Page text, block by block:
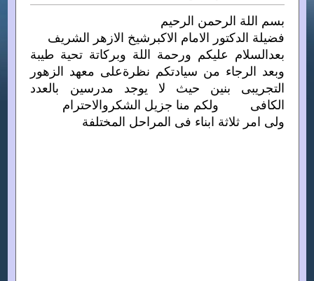
بسم اللة الرحمن الرحيم
فضيلة الدكتور الامام الاكبرشيخ الازهر الشريف
بعدالسلام عليكم ورحمة اللة وبركاتة تحية طيبة
وبعد الرجاء من سيادتكم نظرةعلى معهد الزهور
التجريبى بنين حيث لا يوجد مدرسين بالعدد
الكافى ولكم منا جزيل الشكروالاحترام
ولى امر ثلاثة ابناء فى المراحل المختلفة